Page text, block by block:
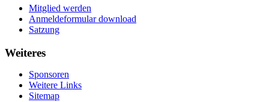
Mitglied werden
Anmeldeformular download
Satzung
Weiteres
Sponsoren
Weitere Links
Sitemap